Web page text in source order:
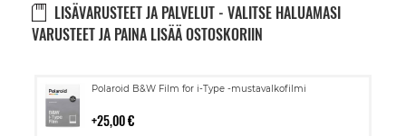
LISÄVARUSTEET JA PALVELUT - VALITSE HALUAMASI
VARUSTEET JA PAINA LISÄÄ OSTOSKORIIN
Polaroid B&W Film for i-Type -mustavalkofilmi
25,00 €
Lisää